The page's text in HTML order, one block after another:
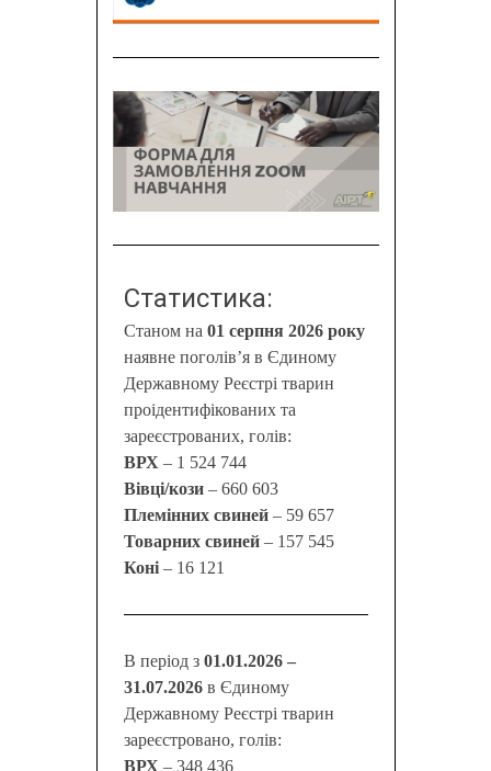
Статистика:
Станом на 01 серпня 2026 року
наявне поголів’я в Єдиному
Державному Реєстрі тварин
проідентифікованих та
зареєстрованих, голів:
ВРХ – 1 524 744
Вівці/кози– 660 603
Племінних свиней– 59 657
Товарних свиней – 157 545
Коні– 16 121
В період з01.01.2026 –
31.07.2026 в Єдиному
Державному Реєстрі тварин
зареєстровано, голів:
ВРХ – 348 436